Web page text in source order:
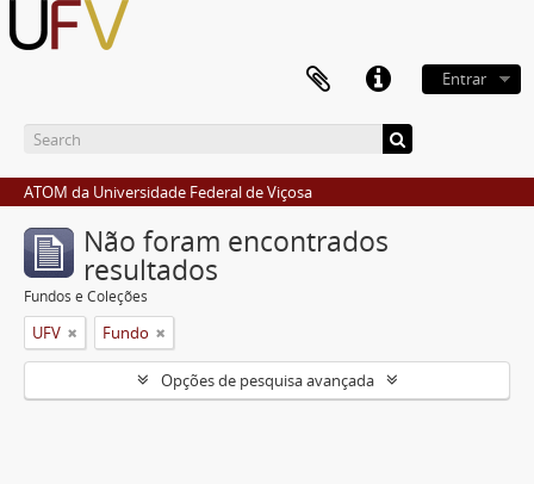
Entrar
ATOM da Universidade Federal de Viçosa
Não foram encontrados
resultados
Fundos e Coleções
UFV Fundo
Opções de pesquisa avançada